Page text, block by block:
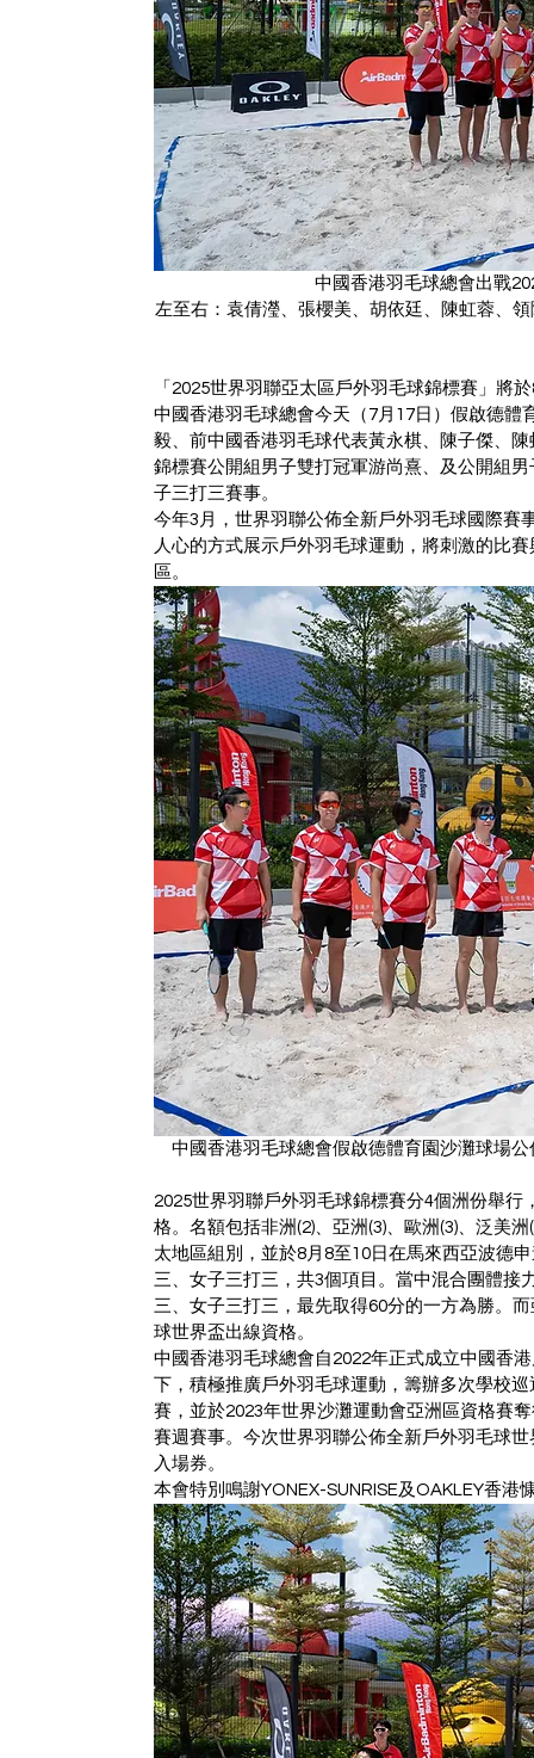
中國香港羽毛球總會出戰
左至右：袁倩瀅、張櫻美、胡依廷、陳虹蓉、
「2025世界羽聯亞太區戶外羽毛球錦標賽」將
中國香港羽毛球總會今天（7月17日）假啟德
毅、前中國香港羽毛球代表黃永棋、陳子傑、
錦標賽公開組男子雙打冠軍游尚熹、及公開組
子三打三賽事。
今年3月，世界羽聯公佈全新戶外羽毛球國際賽
人心的方式展示戶外羽毛球運動，將刺激的比
區。
中國香港羽毛球總會假啟德體育園沙灘球場
2025世界羽聯戶外羽毛球錦標賽分4個洲份舉
格。名額包括非洲(2)、亞洲(3)、歐洲(3)、泛美
太地區組別，並於8月8至10日在馬來西亞波德
三、女子三打三，共3個項目。當中混合團體接
三、女子三打三，最先取得60分的一方為勝。
球世界盃出線資格。
中國香港羽毛球總會自2022年正式成立中國香
下，積極推廣戶外羽毛球運動，籌辦多次學校
賽，並於2023年世界沙灘運動會亞洲區資格賽
賽週賽事。今次世界羽聯公佈全新戶外羽毛球
入場券。
本會特別鳴謝YONEX-SUNRISE及OAKLEY香港